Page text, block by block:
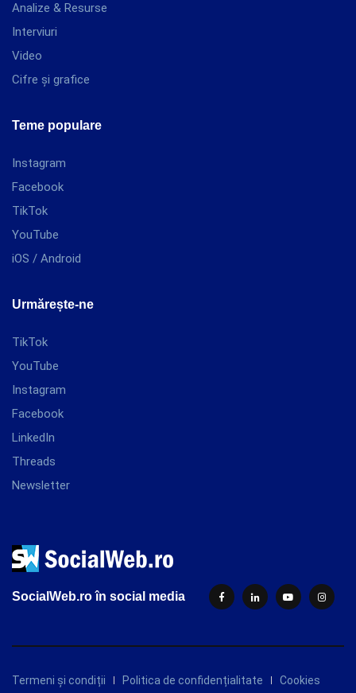
Analize & Resurse
Interviuri
Video
Cifre și grafice
Teme populare
Instagram
Facebook
TikTok
YouTube
iOS / Android
Urmărește-ne
TikTok
YouTube
Instagram
Facebook
LinkedIn
Threads
Newsletter
SocialWeb.ro în social media
Termeni și condiții Politica de confidențialitate Cookies